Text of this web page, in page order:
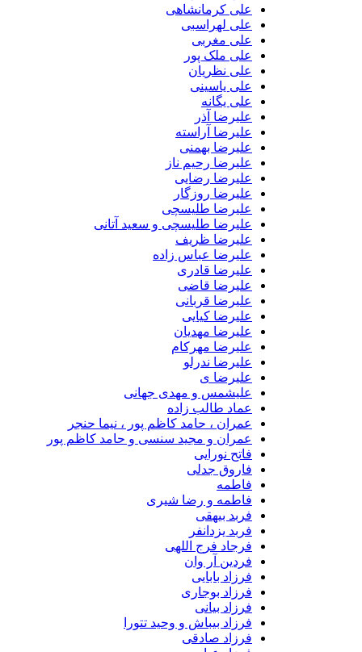
علی کرمانشاهی
علی لهراسبی
علی مغربی
علی ملک پور
علی نظریان
علی یاسینی
علی یگانه
علیرضا آذر
علیرضا آراسته
علیرضا بهمنی
علیرضا رحیم ناز
علیرضا رضایی
علیرضا روزگار
علیرضا طلیسچی
علیرضا طلیسچی و سعید آتانی
علیرضا ظریف
علیرضا عباس زاده
علیرضا قادری
علیرضا قاضی
علیرضا قربانی
علیرضا کیایی
علیرضا مهدیان
علیرضا مهرکام
علیرضا ندرلو
علیرضا ی
علیشمس و مهدی جهانی
عماد طالب زاده
عمران ، حامد کاظم پور ، نیما حنجر
عمران و مجید سنسی و حامد کاظم پور
فاتح نورایی
فاروق جدلی
فاطمه
فاطمه و رضا شیری
فربد بیهقی
فربد یزدانفر
فرجاد فرج اللهی
فردین آر وان
فرزاد بابایی
فرزاد بوجاری
فرزاد بیانی
فرزاد بیباش و وحید تتورا
فرزاد صادقی